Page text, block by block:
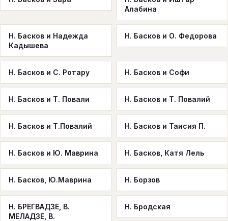
Алабина
Н. Басков и Надежда
Кадышева
Н. Басков и О. Федорова
Н. Басков и С. Ротару Н. Басков и Софи
Н. Басков и Т. Повали Н. Басков и Т. Повалий
Н. Басков и Т.Повалий Н. Басков и Таисия П.
Н. Басков и Ю. Маврина Н. Басков, Катя Лель
Н. Басков, Ю.Маврина Н. Борзов
Н. БРЕГВАДЗЕ, В.
МЕЛАДЗЕ, В.
Н. Бродская